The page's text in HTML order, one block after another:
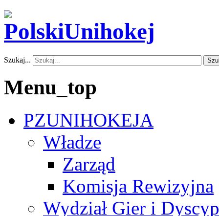
Szukaj...
Menu_top
PZUNIHOKEJA
Władze
Zarząd
Komisja Rewizyjna
Wydział Gier i